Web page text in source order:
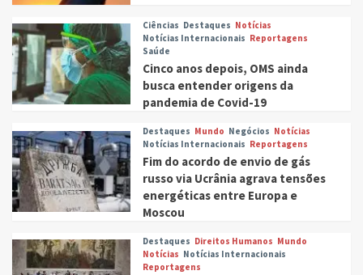
Ciências Destaques Notícias
Notícias Internacionais Reportagens
Saúde
Cinco anos depois, OMS ainda
busca entender origens da
pandemia de Covid-19
Destaques Mundo Negócios Notícias
Notícias Internacionais Reportagens
Fim do acordo de envio de gás
russo via Ucrânia agrava tensões
energéticas entre Europa e
Moscou
Destaques Direitos Humanos Mundo
Notícias Notícias Internacionais
Reportagens